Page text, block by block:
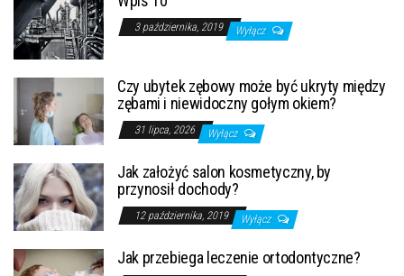
3 października, 2019 Wyłącz
Czy ubytek zębowy może być ukryty między
zębami i niewidoczny gołym okiem?
31 lipca, 2026 Wyłącz
Jak założyć salon kosmetyczny, by
przynosił dochody?
12 października, 2019 Wyłącz
Jak przebiega leczenie ortodontyczne?